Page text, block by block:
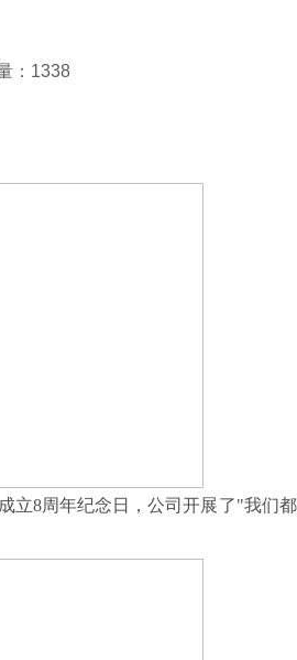
：1338
立8周年纪念日，公司开展了"我们